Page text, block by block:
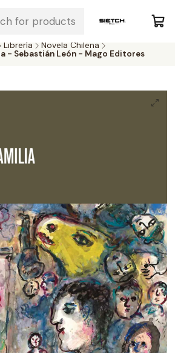
317 local 3 - Limache.
Librería
Novela Chilena
- Sebastián León - Mago Editores